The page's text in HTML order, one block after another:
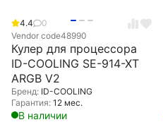
4.4
0
Vendor code48990
Кулер для процессора
ID-COOLING SE-914-XT
ARGB V2
Бренд: ID-COOLING
Гарантия: 12 мес.
В наличии